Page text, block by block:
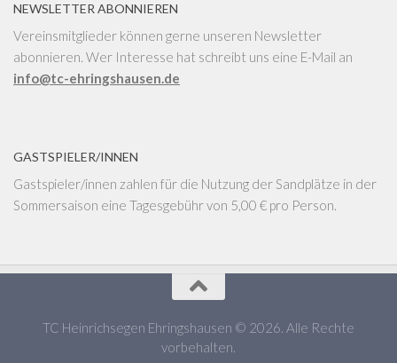
NEWSLETTER ABONNIEREN
Vereinsmitglieder können gerne unseren Newsletter
abonnieren. Wer Interesse hat schreibt uns eine E-Mail an
info@tc-ehringshausen.de
GASTSPIELER/INNEN
Gastspieler/innen zahlen für die Nutzung der Sandplätze in der
Sommersaison eine Tagesgebühr von 5,00 € pro Person.
TC Heinrichsegen Ehringshausen © 2026. Alle Rechte
vorbehalten.